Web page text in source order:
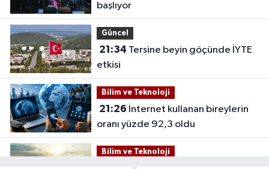
başlıyor
Güncel
21:34
etkisi
Bilim ve Teknoloji
21:26
oranı yüzde 92,3 oldu
Bilim ve Teknoloji